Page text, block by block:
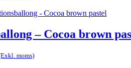
– Cocoa brown
moms)